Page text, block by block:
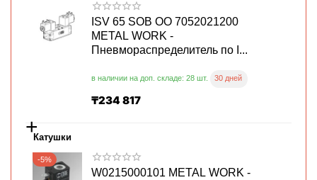
ISV 65 SOB OO 7052021200
METAL WORK -
Пневмораспределитель по I...
в наличии на доп. складе: 28 шт. 30 дней
₸234 817
+Катушки
-5%
W0215000101 METAL WORK -